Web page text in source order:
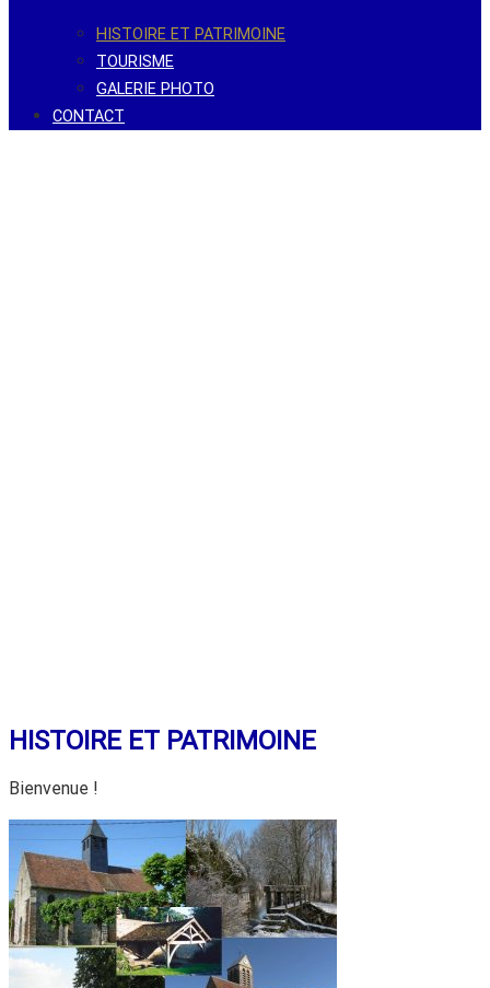
HISTOIRE ET PATRIMOINE
TOURISME
GALERIE PHOTO
CONTACT
HISTOIRE ET PATRIMOINE
Bienvenue !